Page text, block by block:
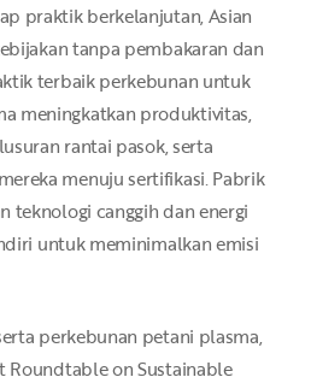
praktik berkelanjutan, Asian
tanpa pembakaran dan
terbaik perkebunan untuk
meningkatkan produktivitas,
rantai pasok, serta
menuju sertifikasi. Pabrik
teknologi canggih dan energi
untuk meminimalkan emisi
perkebunan petani plasma,
Roundtable on Sustainable